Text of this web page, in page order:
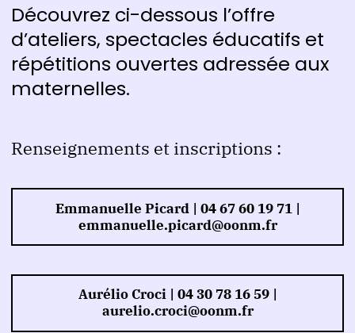
Découvrez ci-dessous l’offre
d’ateliers, spectacles éducatifs et
répétitions ouvertes adressée aux
maternelles.
Renseignements et inscriptions :
Emmanuelle Picard | 04 67 60 19 71 |
emmanuelle.picard@oonm.fr
Aurélio Croci | 04 30 78 16 59 |
aurelio.croci@oonm.fr